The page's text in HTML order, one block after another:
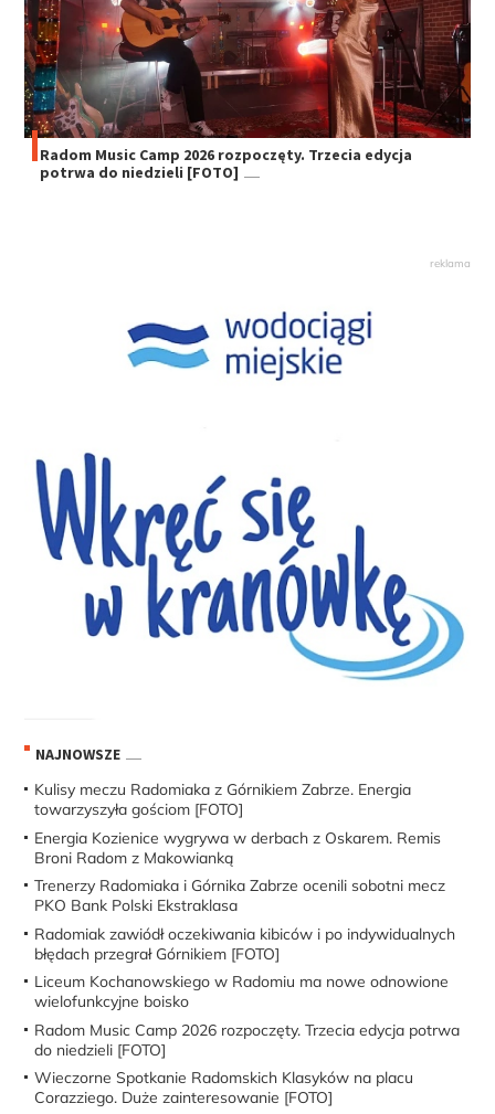
Radom Music Camp 2026 rozpoczęty. Trzecia edycja
potrwa do niedzieli [FOTO]
NAJNOWSZE
Kulisy meczu Radomiaka z Górnikiem Zabrze. Energia
towarzyszyła gościom [FOTO]
Energia Kozienice wygrywa w derbach z Oskarem. Remis
Broni Radom z Makowianką
Trenerzy Radomiaka i Górnika Zabrze ocenili sobotni mecz
PKO Bank Polski Ekstraklasa
Radomiak zawiódł oczekiwania kibiców i po indywidualnych
błędach przegrał Górnikiem [FOTO]
Liceum Kochanowskiego w Radomiu ma nowe odnowione
wielofunkcyjne boisko
Radom Music Camp 2026 rozpoczęty. Trzecia edycja potrwa
do niedzieli [FOTO]
Wieczorne Spotkanie Radomskich Klasyków na placu
Corazziego. Duże zainteresowanie [FOTO]